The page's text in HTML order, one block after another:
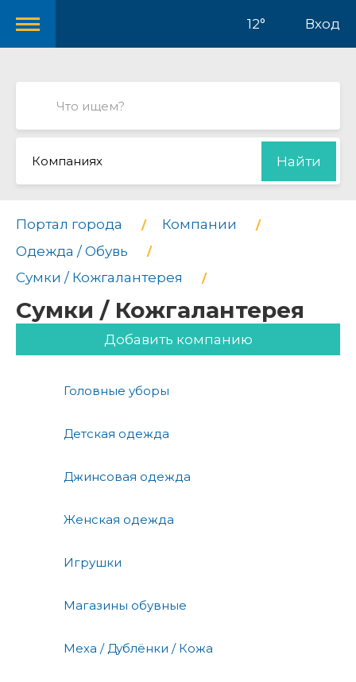
12° Вход
Компаниях Найти
Портал города
Компании
Одежда / Обувь
Сумки / Кожгалантерея
Сумки / Кожгалантерея
Добавить компанию
Головные уборы
Детская одежда
Джинсовая одежда
Женская одежда
Игрушки
Магазины обувные
Меха / Дублёнки / Кожа